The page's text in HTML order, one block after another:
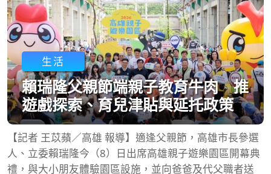
生活
賴瑞隆父親節端親子教育牛肉 推
遊戲探索、育兒津貼與延托政策
【記者 王苡蘋／高雄 報導】適逢父親節，高雄市長參選
人、立委賴瑞隆今（8）日出席高雄親子遊樂園區開幕典
禮，與大小朋友體驗園區設施，並向爸爸及代父職者送